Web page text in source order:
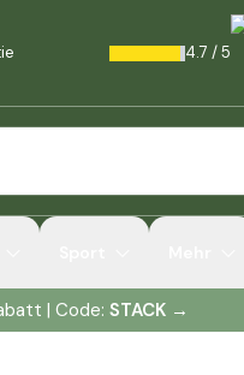
4.7 /5
| Code: STACK →